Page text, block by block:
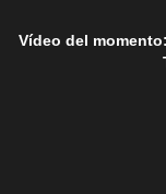
Vídeo del